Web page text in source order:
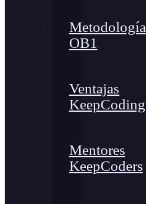
Metodología
OB1
Ventajas
KeepCoding
Mentores
KeepCoders